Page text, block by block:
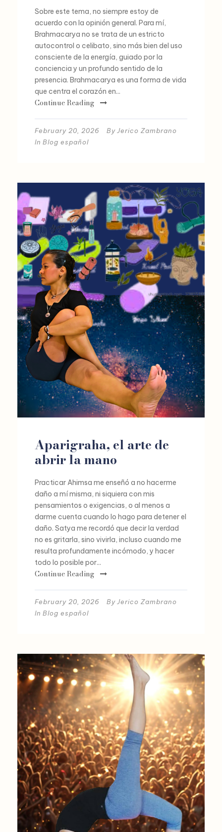
Sobre este tema, no siempre estoy de
acuerdo con la opinión general. Para mí,
Brahmacarya no se trata de un estricto
autocontrol o celibato, sino más bien del uso
consciente de la energía, guiado por la
conciencia y un profundo sentido de la
presencia. Brahmacarya es una forma de vida
que centra el corazón en...
Continue Reading
February 20, 2026 By Jerico Zambrano
In Blog español
Aparigraha, el arte de
abrir la mano
Practicar Ahimsa me enseñó a no hacerme
daño a mí misma, ni siquiera con mis
pensamientos o exigencias, o al menos a
darme cuenta cuando lo hago para detener el
daño. Satya me recordó que decir la verdad
no es gritarla, sino vivirla, incluso cuando me
resulta profundamente incómodo, y hacer
todo lo posible por...
Continue Reading
February 20, 2026 By Jerico Zambrano
In Blog español